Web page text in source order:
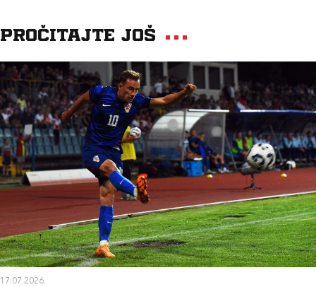
Pročitajte još
17.07.2026.